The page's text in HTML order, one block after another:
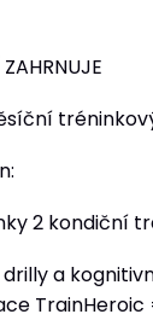
2 kondiční
a